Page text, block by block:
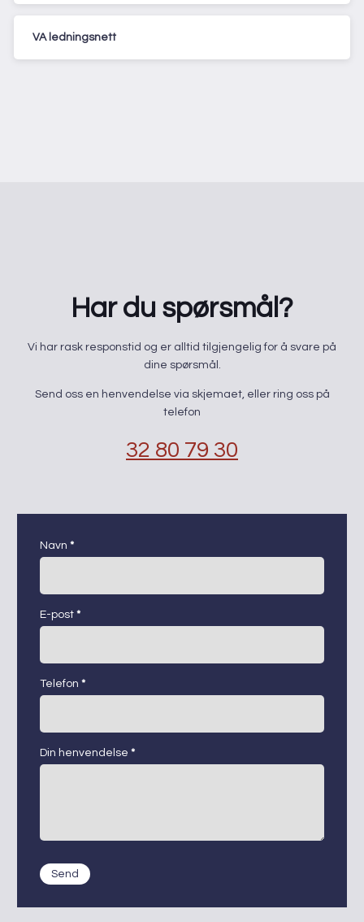
VA ledningsnett
Har du spørsmål?
​Vi har rask responstid og er alltid ​tilgjengelig for å svare på
dine spørsmål.
Send oss en henvendelse via skjemaet, eller ring oss på
telefon
32 80 79 30
kontaktskjema
Navn *
E-post *
Telefon *
Din henvendelse *
Send